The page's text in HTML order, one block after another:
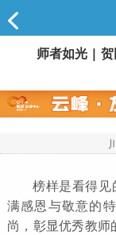
师者如光 |
榜样是看得
满感恩与敬意的
尚，彰显优秀教师